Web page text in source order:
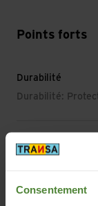
Consentement
Points forts
Durabilité
Durabilité:
«Pour